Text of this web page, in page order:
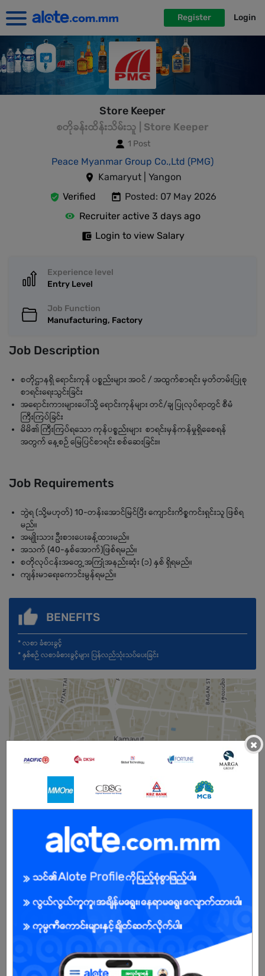
Register Login
Store Keeper
စတိုခန်းထိန်းသိမ်းသူ | Store Keeper
1 Post
Peace Myanmar Group Co.,Ltd (PMG)
Kamaryut | Yangon
Verified
Posted: 07 May 2026
Recruiter active 3 days ago
Login to view Salary
Experience level
Entry Level
Job Function
Manufacturing, Factory
Job Description
စတိုဌာနရှိ ရောင်းကုန် ပစ္စည်းများ အဝင် / အထွက်စာရင်း ‌မှတ်တမ်းပြုစု
စာရင်းရေးသွင်းခြင်း
အရောင်းကားများပေါ်သို့ ရောင်းကုန်များ တင်/ချ ပြုလုပ်ရာတွင် စီမံ
ကြီးကြပ်ခြင်း
မိမိ၏ ကြီးကြပ်ရသော ကုန်ပစ္စည်းများ စာရင်းမှန်ကန်မှုရှိ‌ေစေရန်
အတွက် နေ့စဉ် မြေပြင်စာရင်း စစ်ဆေးခြင်း။
Job Requirements
ဘွဲရ (သို့မဟုတ်) 10-တန်းအောင်မြင်ပြီး ကျောင်းကိစ္စကင်းရှင်းသူ ဖြစ်ရ
မည်။
အမျိုးသား ဦးစားပေးခန့်ထားမည်။
အသက် (40-နှစ်အောက်)ဖြစ်ရမည်။
စတိုလုပ်ငန်းအတွေ့အကြုံအနည်းဆုံး (၁) နှစ် ရှိရမည်။
ကျန်းမာရေးကောင်းမွန်ရမည်။
BENEFITS
* လစာ ခံစားခွင့်
* နှစ်စဉ် လစာခံစားခွင့်များ ပြန်လည်သုံးသပ်ပေးခြင်း
Open To : Male
About Our Company
PMG was founded in 1993 and is a leading company in bottled
drinking water and alcoholic beverages industry in Myanmar.
We manufacture, market and distribute PMG Myanmar Drinking
Water, Myanmar Rum, Myanmar Dry Gin, Myanmar Whisky,
Myanmar Whisky (Gold), Majesty Whisky, Chancellor Whisky,
Premier Whisky, Myanmar Old Brandy, Freedom Light Whisky,
Freedom Smooth+ Whisky, Generation Z RUM & Generation Z Gin,
×